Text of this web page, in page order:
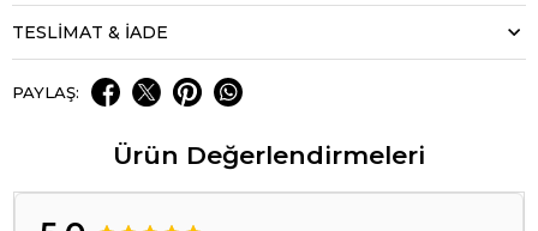
TESLİMAT & İADE
PAYLAŞ:
Ürün Değerlendirmeleri